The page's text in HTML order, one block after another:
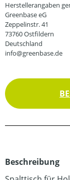
Herstellerangaben
Greenbase eG
Zeppelinstr. 41
73760 Ostfildern
Deutschland
info@greenbase.de
Beschreibung